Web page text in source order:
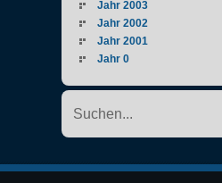
Jahr 2003
Jahr 2002
Jahr 2001
Jahr 0